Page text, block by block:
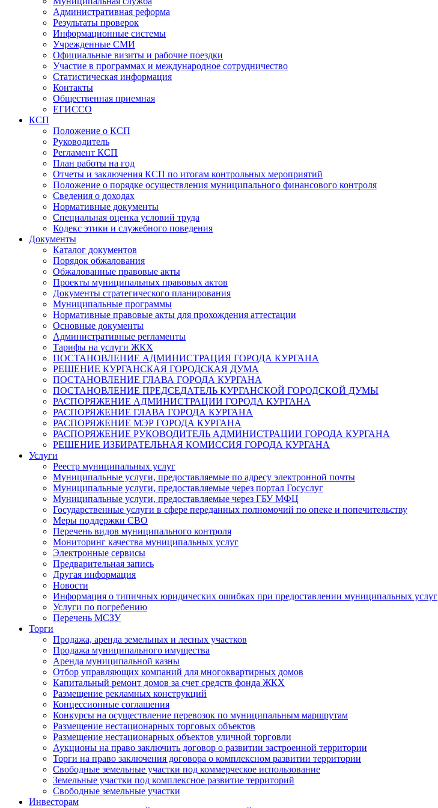
Административная реформа
Результаты проверок
Информационные системы
Учрежденные СМИ
Официальные визиты и рабочие поездки
Участие в программах и международное сотрудничество
Статистическая информация
Контакты
Общественная приемная
ЕГИССО
КСП
Положение о КСП
Руководитель
Регламент КСП
План работы на год
Отчеты и заключения КСП по итогам контрольных мероприятий
Положение о порядке осуществления муниципального финансового контроля
Сведения о доходах
Нормативные документы
Специальная оценка условий труда
Кодекс этики и служебного поведения
Документы
Каталог документов
Порядок обжалования
Обжалованные правовые акты
Проекты муниципальных правовых актов
Документы стратегического планирования
Муниципальные программы
Нормативные правовые акты для прохождения аттестации
Основные документы
Административные регламенты
Тарифы на услуги ЖКХ
ПОСТАНОВЛЕНИЕ АДМИНИСТРАЦИЯ ГОРОДА КУРГАНА
РЕШЕНИЕ КУРГАНСКАЯ ГОРОДСКАЯ ДУМА
ПОСТАНОВЛЕНИЕ ГЛАВА ГОРОДА КУРГАНА
ПОСТАНОВЛЕНИЕ ПРЕДСЕДАТЕЛЬ КУРГАНСКОЙ ГОРОДСКОЙ ДУМЫ
РАСПОРЯЖЕНИЕ АДМИНИСТРАЦИИ ГОРОДА КУРГАНА
РАСПОРЯЖЕНИЕ ГЛАВА ГОРОДА КУРГАНА
РАСПОРЯЖЕНИЕ МЭР ГОРОДА КУРГАНА
РАСПОРЯЖЕНИЕ РУКОВОДИТЕЛЬ АДМИНИСТРАЦИИ ГОРОДА КУРГАНА
РЕШЕНИЕ ИЗБИРАТЕЛЬНАЯ КОМИССИЯ ГОРОДА КУРГАНА
Услуги
Реестр муниципальных услуг
Муниципальные услуги, предоставляемые по адресу электронной почты
Муниципальные услуги, предоставляемые через портал Госуслуг
Муниципальные услуги, предоставляемые через ГБУ МФЦ
Государственные услуги в сфере переданных полномочий по опеке и попечительству
Меры поддержки СВО
Перечень видов муниципального контроля
Мониторинг качества муниципальных услуг
Электронные сервисы
Предварительная запись
Другая информация
Новости
Информация о типичных юридических ошибках при предоставлении муниципальных услуг
Услуги по погребению
Перечень МСЗУ
Торги
Продажа, аренда земельных и лесных участков
Продажа муниципального имущества
Аренда муниципальной казны
Отбор управляющих компаний для многоквартирных домов
Капитальный ремонт домов за счет средств фонда ЖКХ
Размещение рекламных конструкций
Концессионные соглашения
Конкурсы на осуществление перевозок по муниципальным маршрутам
Размещение нестационарных торговых объектов
Размещение нестационарных объектов уличной торговли
Аукционы на право заключить договор о развитии застроенной территории
Торги на право заключения договора о комплексном развитии территории
Свободные земельные участки под коммерческое использование
Земельные участки под комплексное развитие территорий
Свободные земельные участки
Инвесторам